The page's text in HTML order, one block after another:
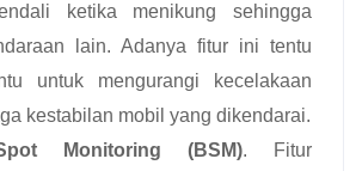
ketika menikung sehingga
lain. Adanya fitur ini tentu
untuk mengurangi kecelakaan
kestabilan mobil yang dikendarai.
Monitoring (BSM). Fitur